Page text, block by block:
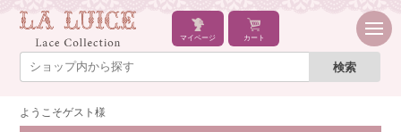
マイページ カート
ようこそゲスト様